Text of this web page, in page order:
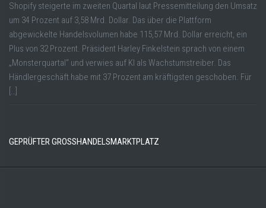
Shopify steigerte im zweiten Quartal laut Pressemitteilung den Umsatz
um 34 Prozent auf 3,58 Mrd. Dollar. Das über die Plattform
abgewickelte Handelsvolumen habe 115,57 Mrd. Dollar erreicht, ein
Plus von 32 Prozent. Präsident Harley Finkelstein sprach von einem
„Monsterquartal“ und verwies auf KI als Wachstumstreiber. Das
Händlergeschäft habe mit 37 Prozent am kräftigsten geschoben. Für
[…]
GEPRÜFTER GROSSHANDELSMARKTPLATZ